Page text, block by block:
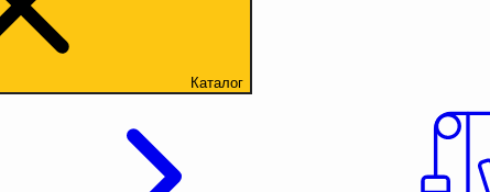
Каталог